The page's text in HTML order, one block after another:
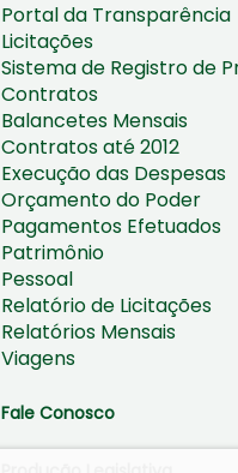
Portal da Transparência
Licitações
Sistema de Registro de
Contratos
Balancetes Mensais
Contratos até 2012
Execução das Despesas
Orçamento do Poder
Pagamentos Efetuados
Patrimônio
Pessoal
Relatório de Licitações
Relatórios Mensais
Viagens
Fale Conosco